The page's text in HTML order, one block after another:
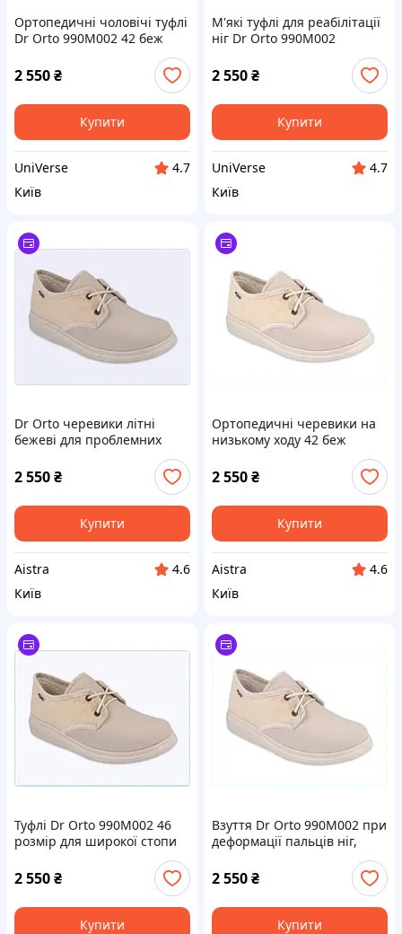
Ортопедичні чоловічі туфлі
Dr Orto 990M002 42 беж
2 550₴
Купити
UniVerse
4.7
Київ
М'які туфлі для реабілітації
ніг Dr Orto 990M002
2 550₴
Купити
UniVerse
4.7
Київ
Dr Orto черевики літні
бежеві для проблемних
2 550₴
Купити
Aistra
4.6
Київ
Ортопедичні черевики на
низькому ходу 42 беж
2 550₴
Купити
Aistra
4.6
Київ
Туфлі Dr Orto 990M002 46
розмір для широкої стопи
2 550₴
Купити
Взуття Dr Orto 990M002 при
деформації пальців ніг,
2 550₴
Купити